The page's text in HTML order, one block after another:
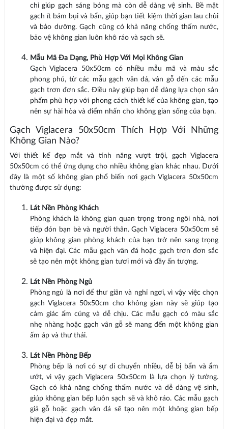
chỉ giúp gạch sáng bóng mà còn dễ dàng vệ sinh. Bề mặt
gạch ít bám bụi và bẩn, giúp bạn tiết kiệm thời gian lau chùi
và bảo dưỡng. Gạch cũng có khả năng chống thấm nước,
bảo vệ không gian luôn khô ráo và sạch sẽ.
Mẫu Mã Đa Dạng, Phù Hợp Với Mọi Không Gian
Gạch Viglacera 50x50cm có nhiều mẫu mã và màu sắc
phong phú, từ các mẫu gạch vân đá, vân gỗ đến các mẫu
gạch trơn đơn sắc. Điều này giúp bạn dễ dàng lựa chọn sản
phẩm phù hợp với phong cách thiết kế của không gian, tạo
nên sự hài hòa và điểm nhấn cho không gian sống của bạn.
Gạch Viglacera 50x50cm Thích Hợp Với Những
Không Gian Nào?
Với thiết kế đẹp mắt và tính năng vượt trội, gạch Viglacera
50x50cm có thể ứng dụng cho nhiều không gian khác nhau. Dưới
đây là một số không gian phổ biến nơi gạch Viglacera 50x50cm
thường được sử dụng:
Lát Nền Phòng Khách
Phòng khách là không gian quan trọng trong ngôi nhà, nơi
tiếp đón bạn bè và người thân. Gạch Viglacera 50x50cm sẽ
giúp không gian phòng khách của bạn trở nên sang trọng
và hiện đại. Các mẫu gạch vân đá hoặc gạch trơn đơn sắc
sẽ tạo nên một không gian tươi mới và đầy ấn tượng.
Lát Nền Phòng Ngủ
Phòng ngủ là nơi để thư giãn và nghỉ ngơi, vì vậy việc chọn
gạch Viglacera 50x50cm cho không gian này sẽ giúp tạo
cảm giác ấm cúng và dễ chịu. Các mẫu gạch có màu sắc
nhẹ nhàng hoặc gạch vân gỗ sẽ mang đến một không gian
ấm áp và thư thái.
Lát Nền Phòng Bếp
Phòng bếp là nơi có sự di chuyển nhiều, dễ bị bẩn và ẩm
ướt, vì vậy gạch Viglacera 50x50cm là lựa chọn lý tưởng.
Gạch có khả năng chống thấm nước và dễ dàng vệ sinh,
giúp không gian bếp luôn sạch sẽ và khô ráo. Các mẫu gạch
giả gỗ hoặc gạch vân đá sẽ tạo nên một không gian bếp
hiện đại và đẹp mắt.